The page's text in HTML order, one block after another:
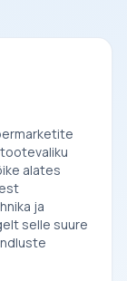
alates
ja
selle suure